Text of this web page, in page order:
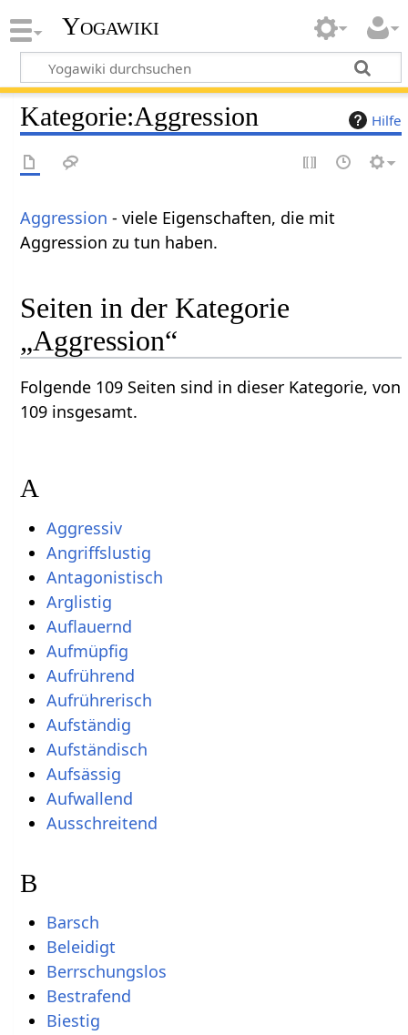
Yogawiki
Hilfe
Kategorie:Aggression
Aggression - viele Eigenschaften, die mit
Aggression zu tun haben.
Seiten in der Kategorie
„Aggression“
Folgende 109 Seiten sind in dieser Kategorie, von
109 insgesamt.
A
Aggressiv
Angriffslustig
Antagonistisch
Arglistig
Auflauernd
Aufmüpfig
Aufrührend
Aufrührerisch
Aufständig
Aufständisch
Aufsässig
Aufwallend
Ausschreitend
B
Barsch
Beleidigt
Berrschungslos
Bestrafend
Biestig